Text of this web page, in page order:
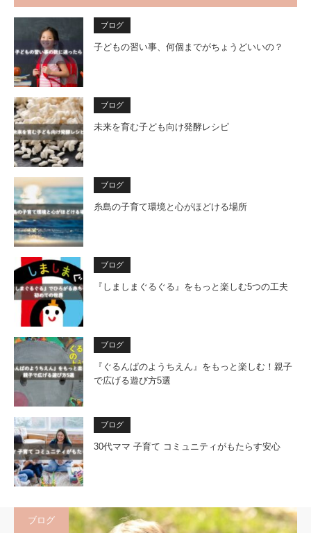
ブログ
子どもの習い事、何個までがちょうどいいの？
ブログ
未来を育む子ども向け発酵レシピ
ブログ
糸島の子育て環境と心がほどける場所
ブログ
『しましまぐるぐる』をもっと楽しむ5つの工夫
ブログ
『ぐるんぱのようちえん』をもっと楽しむ！親子
で広げる遊び方5選
ブログ
30代ママ 子育て コミュニティがもたらす安心
ブログ